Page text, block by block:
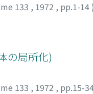
133 , 1972 , pp.1-14)
の局所化)
133 , 1972 , pp.15-